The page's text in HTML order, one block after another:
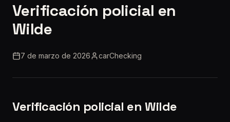
Verificación policial en
Wilde
7 de marzo de 2026 carChecking
Verificación policial en Wilde